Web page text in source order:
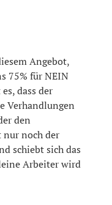
Angebot,
75% für NEIN
dass der
Verhandlungen
den
nur noch der
schiebt sich das
Arbeiter wird